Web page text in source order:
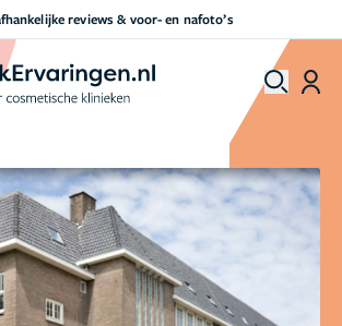
reviews & voor- en nafoto’s